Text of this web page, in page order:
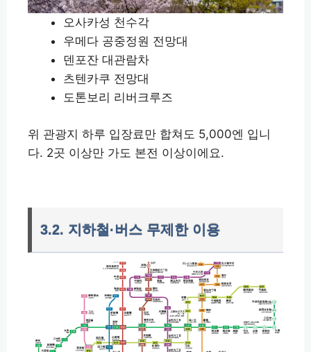
오사카성 천수각
우메다 공중정원 전망대
덴포잔 대관람차
츠텐카쿠 전망대
도톤보리 리버크루즈
위 관광지 하루 입장료만 합쳐도 5,000엔 입니
다. 2곳 이상만 가도 본전 이상이에요.
3.2. 지하철·버스 무제한 이용